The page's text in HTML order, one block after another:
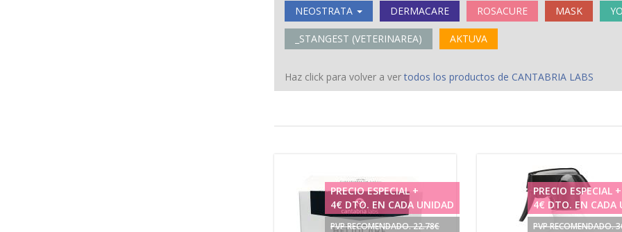
NEOSTRATA DERMACARE ROSACURE MASK
_STANGEST (VETERINAREA) AKTUVA
Haz click para volver a vertodos los productos de CANTABRIA LABS
PRECIO ESPECIAL +
4€ DTO. EN CADA UNIDAD
PVP RECOMENDADO. 22.78€
PRECIO ESPECIAL +
4€ DTO. EN CADA
PVP RECOMENDADO.